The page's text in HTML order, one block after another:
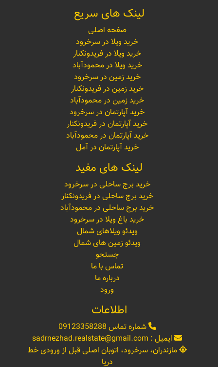
لینک های سریع
صفحه اصلی
خرید ویلا در سرخرود
خرید ویلا در فریدونکنار
خرید ویلا در محمودآباد
خرید زمین در سرخرود
خرید زمین در فریدونکنار
خرید زمین در محمودآباد
خرید آپارتمان در سرخرود
خرید آپارتمان در فریدونکنار
خرید آپارتمان در محمودآباد
خرید آپارتمان در آمل
لینک های مفید
خرید برج ساحلی در سرخرود
خرید برج ساحلی در فریدونکنار
خرید برج ساحلی در محمودآباد
خرید باغ ویلا در سرخرود
ویدئو ویلاهای شمال
ویدئو زمین های شمال
جستجو
تماس با ما
درباره ما
ورود
اطلاعات
شماره تماس 09123358288
ایمیل : sadrnezhad.realstate@gmail.com
مازندران، سرخرود، اتوبان اصلی قبل از ورودی خط
دریا